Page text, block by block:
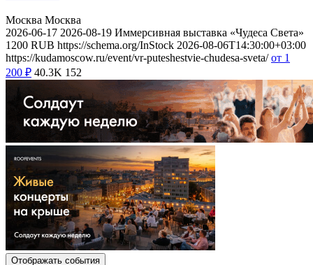
Москва Москва
2026-06-17 2026-08-19 Иммерсивная выставка «Чудеса Света»
1200 RUB https://schema.org/InStock 2026-08-06T14:30:00+03:00
https://kudamoscow.ru/event/vr-puteshestvie-chudesa-sveta/ от 1
200 ₽ 40.3K 152
Отображать события